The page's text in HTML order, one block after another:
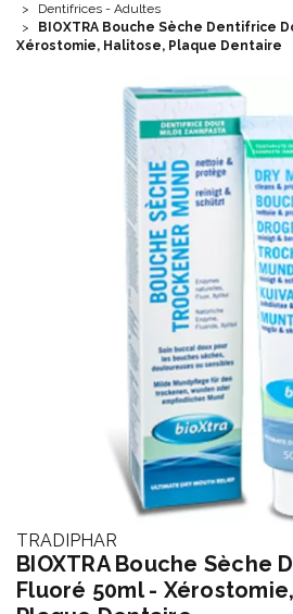
Dentifrices - Adultes
BIOXTRA Bouche Sèche Dentifrice
Xérostomie, Halitose, Plaque Dentaire
TRADIPHAR
BIOXTRA Bouche Sèche
Fluoré 50ml -